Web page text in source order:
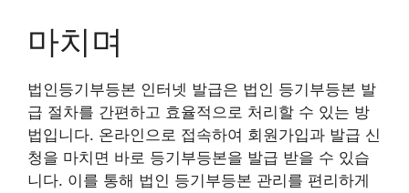
마치며
법인등기부등본 인터넷 발급은 법인 등기부등본 발
급 절차를 간편하고 효율적으로 처리할 수 있는 방
법입니다. 온라인으로 접속하여 회원가입과 발급 신
청을 마치면 바로 등기부등본을 발급 받을 수 있습
니다. 이를 통해 법인 등기부등본 관리를 편리하게